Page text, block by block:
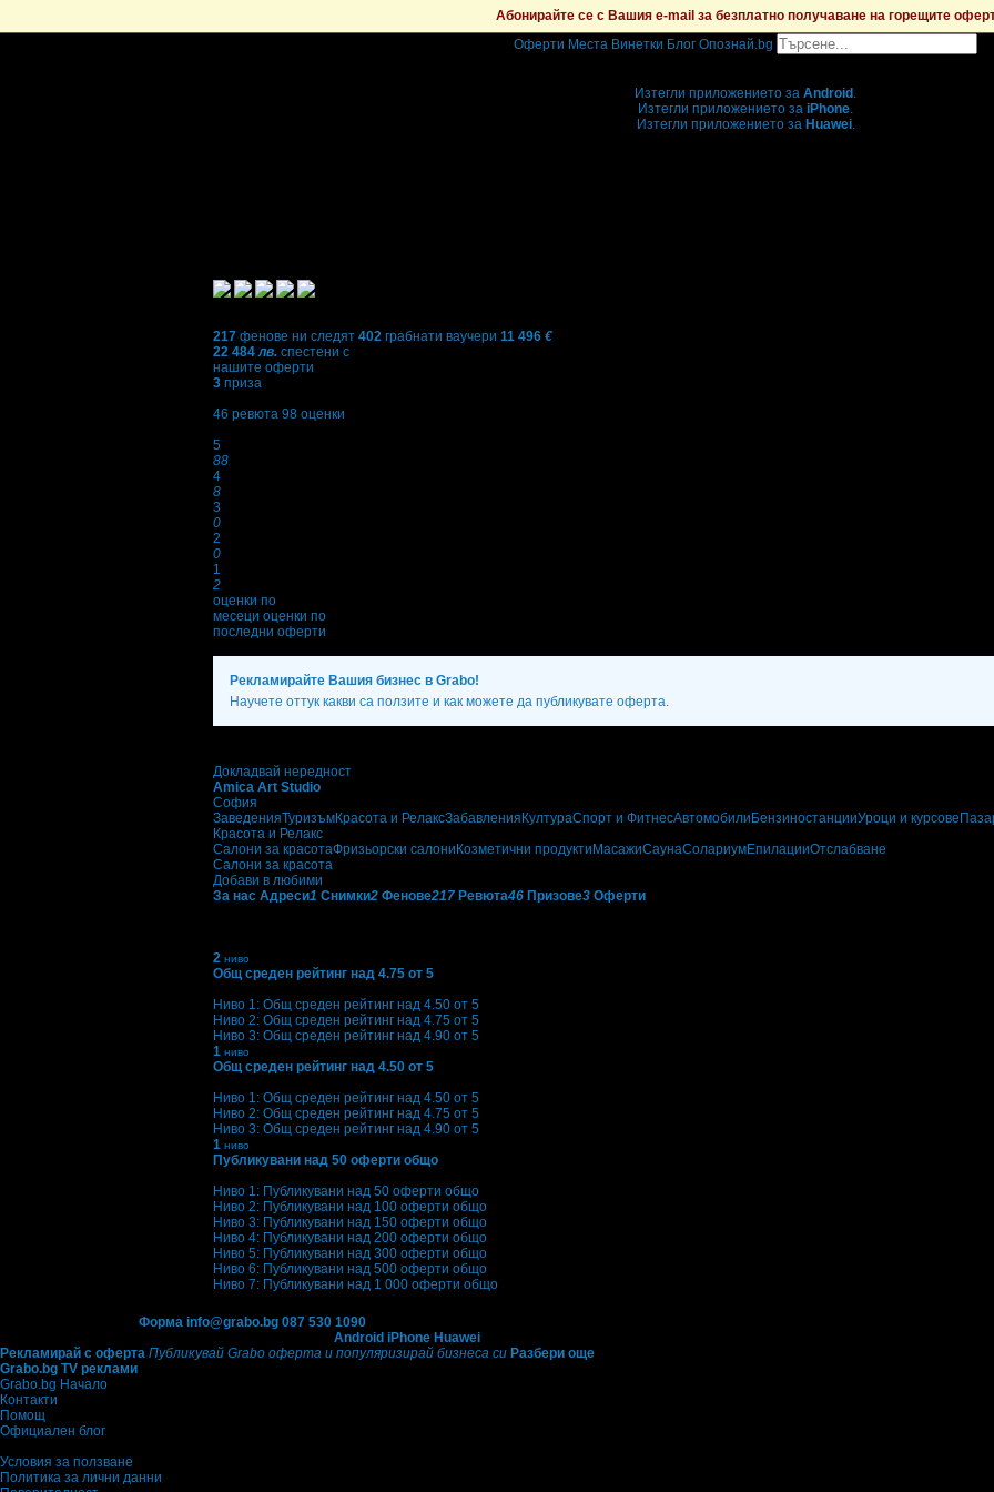
Абонирайте се с Вашия e-mail за безплатно получаване на горещите
Оферти Места Винетки Блог Опознай.bg
Изтегли приложението за Android .
Изтегли приложението за iPhone.
Изтегли приложението за Huawei.
217 фенове ни следят 402 грабнати ваучери 11 496 €
22 484лв. спестени с
нашите оферти
3 приза
46 ревюта 98 оценки
5
88
4
8
3
0
2
0
1
2
оценки по
месеци оценки по
последни оферти
Рекламирайте Вашия бизнес в Grabo!
Научете оттук какви са ползите и как можете да публикувате оферта.
Докладвай нередност
Amica Art Studio
София
ЗаведенияТуризъмКрасота и РелаксЗабавления КултураСпорт и ФитнесАвтомобили БензиностанцииУроци и курсове
Красота и Релакс
Салони за красотаФризьорски салони Козметични продукти МасажиСаунаСолариумЕпилацииОтслабване
Салони за красота
Добави в любими
За нас Адреси1 Снимки2 Фенове217 Ревюта46 Призове3 Оферти
2 ниво
Общ среден рейтинг над 4.75 от 5
Ниво 1: Общ среден рейтинг над 4.50 от 5
Ниво 2: Общ среден рейтинг над 4.75 от 5
Ниво 3: Общ среден рейтинг над 4.90 от 5
1 ниво
Общ среден рейтинг над 4.50 от 5
Ниво 1: Общ среден рейтинг над 4.50 от 5
Ниво 2: Общ среден рейтинг над 4.75 от 5
Ниво 3: Общ среден рейтинг над 4.90 от 5
1 ниво
Публикувани над 50 оферти общо
Ниво 1: Публикувани над 50 оферти общо
Ниво 2: Публикувани над 100 оферти общо
Ниво 3: Публикувани над 150 оферти общо
Ниво 4: Публикувани над 200 оферти общо
Ниво 5: Публикувани над 300 оферти общо
Ниво 6: Публикувани над 500 оферти общо
Ниво 7: Публикувани над 1 000 оферти общо
Форма info@grabo.bg 087 530 1090
Android iPhone Huawei
Рекламирай с оферта Публикувай Grabo оферта и популяризирай бизнеса си Разбери още
Grabo.bg TV реклами
Grabo.bg Начало
Контакти
Помощ
Официален блог
Условия за ползване
Политика за лични данни